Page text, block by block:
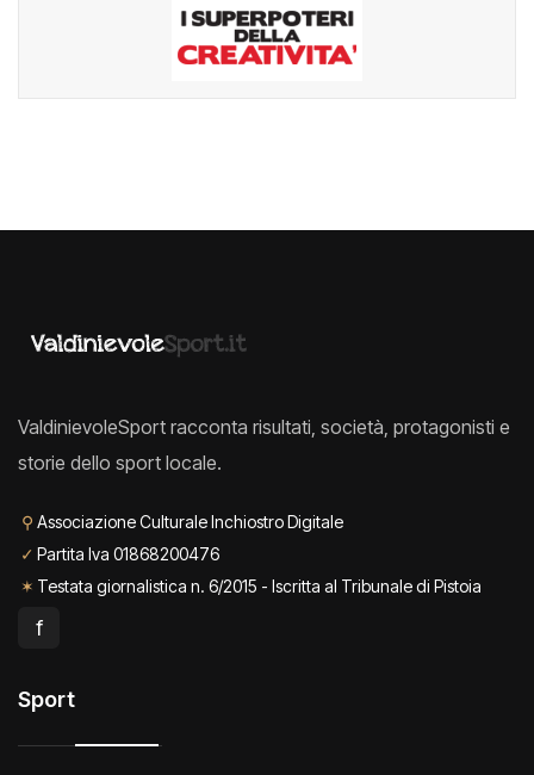
ValdinievoleSport racconta risultati, società, protagonisti e
storie dello sport locale.
⚲ Associazione Culturale Inchiostro Digitale
✓ Partita Iva 01868200476
✶ Testata giornalistica n. 6/2015 - Iscritta al Tribunale di Pistoia
f
Sport